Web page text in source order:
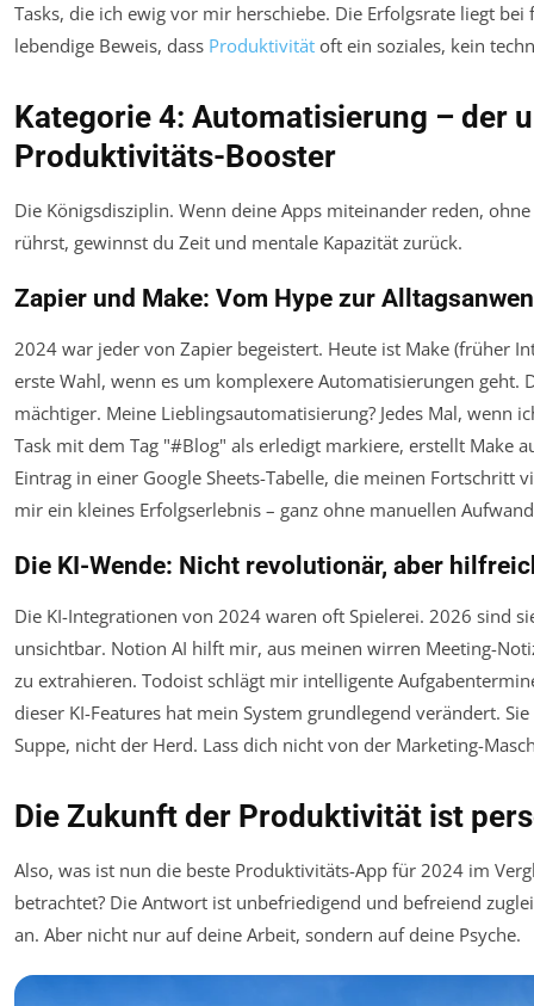
Tasks, die ich ewig vor mir herschiebe. Die Erfolgsrate liegt bei
lebendige Beweis, dass Produktivität oft ein soziales, kein
Kategorie 4: Automatisierung – der
Produktivitäts-Booster
Die Königsdisziplin. Wenn deine Apps miteinander reden,
rührst, gewinnst du Zeit und mentale Kapazität zurück.
Zapier und Make: Vom Hype zur
2024 war jeder von Zapier begeistert. Heute ist Make (früher
erste Wahl, wenn es um komplexere Automatisierungen geht.
mächtiger. Meine Lieblingsautomatisierung? Jedes Mal, wenn
Task mit dem Tag "#Blog" als erledigt markiere, erstellt Make
Eintrag in einer Google Sheets-Tabelle, die meinen Fortschritt
mir ein kleines Erfolgserlebnis – ganz ohne manuellen
Die KI-Wende: Nicht revolutionär, aber
Die KI-Integrationen von 2024 waren oft Spielerei. 2026 sind
unsichtbar. Notion AI hilft mir, aus meinen wirren Meeting-
zu extrahieren. Todoist schlägt mir intelligente
dieser KI-Features hat mein System grundlegend verändert.
Suppe, nicht der Herd. Lass dich nicht von der Marketing-
Die Zukunft der Produktivität ist
Also, was ist nun die beste Produktivitäts-App für 2024 im
betrachtet? Die Antwort ist unbefriedigend und befreiend
an. Aber nicht nur auf deine Arbeit, sondern auf deine Psyche.